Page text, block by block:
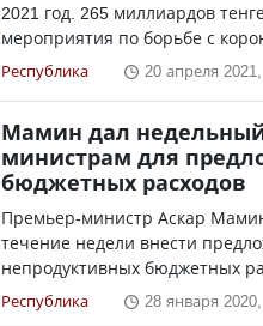
2021 год. 265 миллиардов
мероприятия по борьбе с
Республика 20 апреля
Мамин дал
министрам для
бюджетных расходов
Премьер-министр Аскар
течение недели внести
непродуктивных бюджетных
Республика 28 января